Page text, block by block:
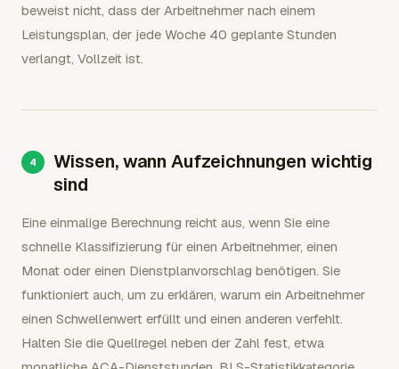
beweist nicht, dass der Arbeitnehmer nach einem
Leistungsplan, der jede Woche 40 geplante Stunden
verlangt, Vollzeit ist.
Wissen, wann Aufzeichnungen wichtig
sind
Eine einmalige Berechnung reicht aus, wenn Sie eine
schnelle Klassifizierung für einen Arbeitnehmer, einen
Monat oder einen Dienstplanvorschlag benötigen. Sie
funktioniert auch, um zu erklären, warum ein Arbeitnehmer
einen Schwellenwert erfüllt und einen anderen verfehlt.
Halten Sie die Quellregel neben der Zahl fest, etwa